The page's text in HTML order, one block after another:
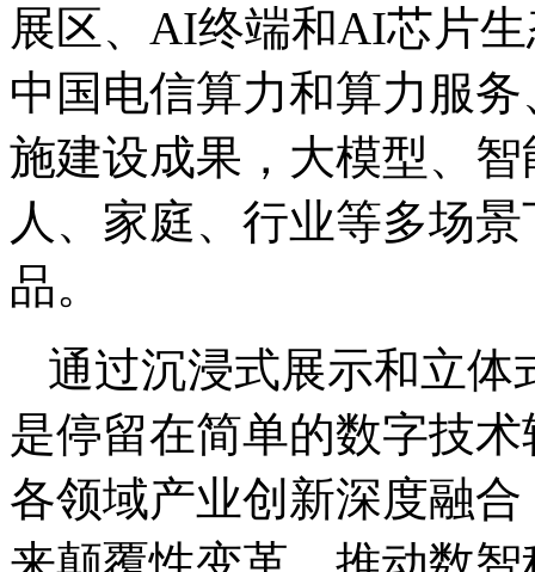
展区、AI终端和AI芯片
中国电信算力和算力服务
施建设成果，大模型、
人、家庭、行业等多场
品。
通过沉浸式展示和立
是停留在简单的数字技
各领域产业创新深度融